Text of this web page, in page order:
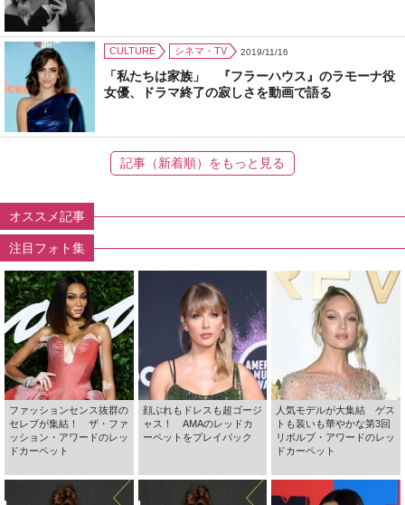
CULTURE シネマ・TV 2019/11/16
「私たちは家族」 『フラーハウス』のラモーナ役
女優、ドラマ終了の寂しさを動画で語る
記事（新着順）をもっと見る
オススメ記事
注目フォト集
ファッションセンス抜群の
セレブが集結！ ザ・ファ
ッション・アワードのレッ
ドカーペット
顔ぶれもドレスも超ゴージ
ャス！ AMAのレッドカ
ーペットをプレイバック
人気モデルが大集結 ゲス
トも装いも華やかな第3回
リボルブ・アワードのレッ
ドカーペット